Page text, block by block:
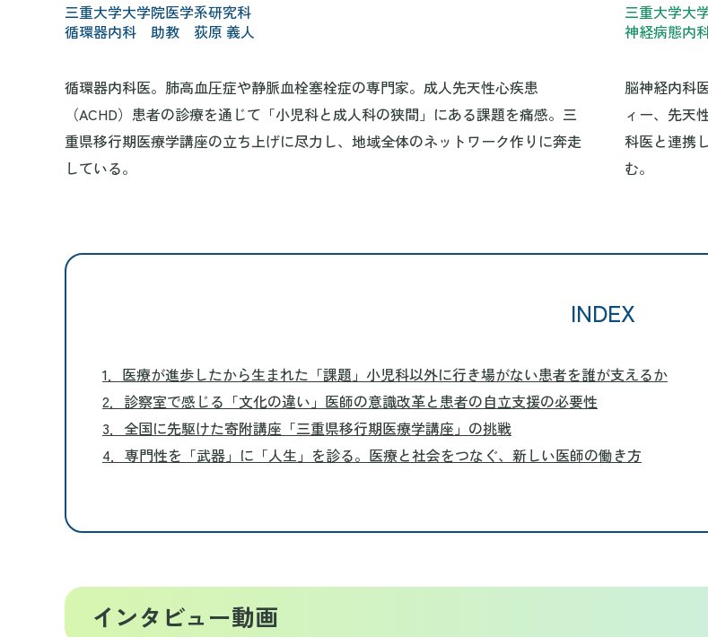
三重大学大学院医学系研究科
循環器内科 助教 荻原 義人
循環器内科医。肺高血圧症や静脈血栓塞栓症の専門家。成人先天性心疾患
（ACHD）患者の診療を通じて「小児科と成人科の狭間」にある課題を痛感。三
重県移行期医療学講座の立ち上げに尽力し、地域全体のネットワーク作りに奔走
している。
三重大学大
神経病態
脳神経内科
ィー、先天
科医と連携
む。
INDEX
1．医療が進歩したから生まれた「課題」小児科以外に行き場がない患者を誰が支えるか
2．診察室で感じる「文化の違い」医師の意識改革と患者の自立支援の必要性
3．全国に先駆けた寄附講座「三重県移行期医療学講座」の挑戦
4．専門性を「武器」に「人生」を診る。医療と社会をつなぐ、新しい医師の働き方
インタビュー動画